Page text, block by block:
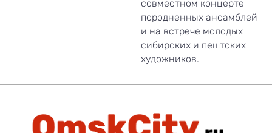
совместном концерте
породненных ансамблей
и на встрече молодых
сибирских и пештских
художников.